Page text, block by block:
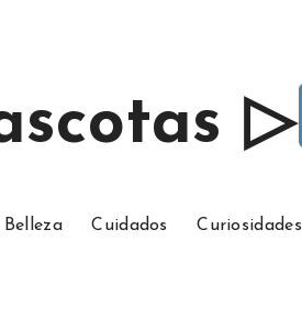
▷
Belleza Cuidados Curiosidades